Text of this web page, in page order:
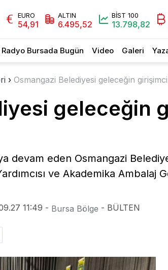
EURO
54,91
ALTIN
6.495,52
BİST 100
13.798,82
Radyo Bursada Bugün Video Galeri
› Osmangazi Belediyesi geleceğin
geleceğin
devam eden Osmangazi
ve Akademika Ambalaj
11:49 - Bursa Bölge - BÜLTEN